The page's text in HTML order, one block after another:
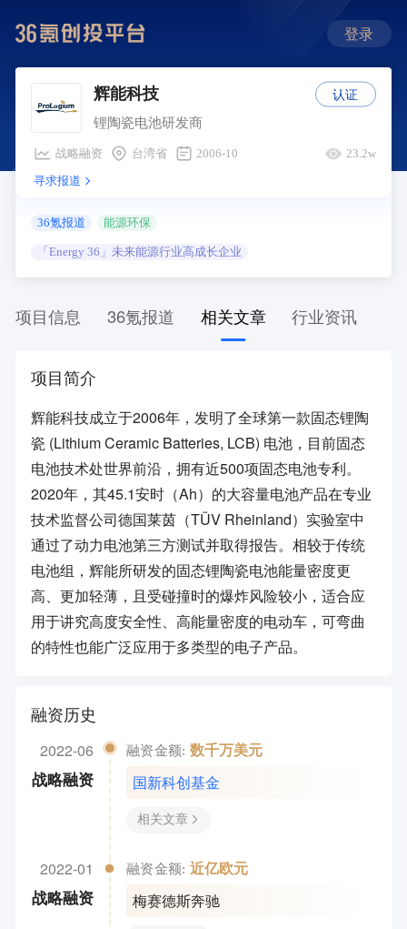
登录
辉能科技
锂陶瓷电池研发商
战略融资 台湾省 2006-10 23.2w
寻求报道
36氪报道 能源环保
「Energy 36」未来能源行业高成长企业
认证
项目信息 36氪报道 相关文章 行业资讯
项目简介
辉能科技成立于2006年，发明了全球第一款固态锂陶
瓷 (Lithium Ceramic Batteries, LCB) 电池，目前固态
电池技术处世界前沿，拥有近500项固态电池专利。
2020年，其45.1安时（Ah）的大容量电池产品在专业
技术监督公司德国莱茵（TÜV Rheinland）实验室中
通过了动力电池第三方测试并取得报告。相较于传统
电池组，辉能所研发的固态锂陶瓷电池能量密度更
高、更加轻薄，且受碰撞时的爆炸风险较小，适合应
用于讲究高度安全性、高能量密度的电动车，可弯曲
的特性也能广泛应用于多类型的电子产品。
融资历史
2022-06
战略融资
融资金额: 数千万美元
国新科创基金
相关文章
2022-01
战略融资
融资金额: 近亿欧元
梅赛德斯奔驰